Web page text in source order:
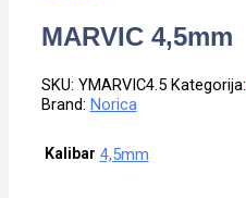
MARVIC 4,5mm
SKU: YMARVIC4.5 Kategorija:
Brand: Norica
Kalibar 4,5mm